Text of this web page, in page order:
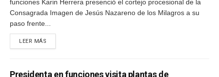
funciones Karin Herrera presenció el cortejo procesional de la
Consagrada Imagen de Jesús Nazareno de los Milagros a su
paso frente...
LEER MÁS
Presidenta en funciones visita plantas de